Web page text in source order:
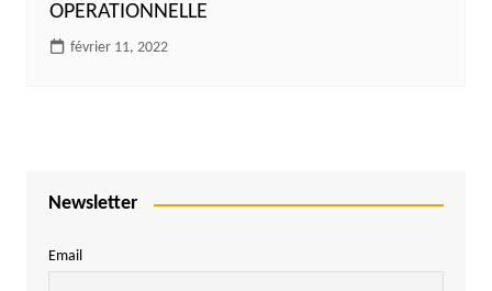
OPERATIONNELLE
février 11, 2022
Newsletter
Email